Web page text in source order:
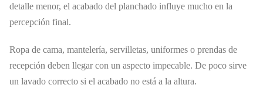
detalle menor, el acabado del planchado influye mucho en la
percepción final.
Ropa de cama, mantelería, servilletas, uniformes o prendas de
recepción deben llegar con un aspecto impecable. De poco sirve
un lavado correcto si el acabado no está a la altura.